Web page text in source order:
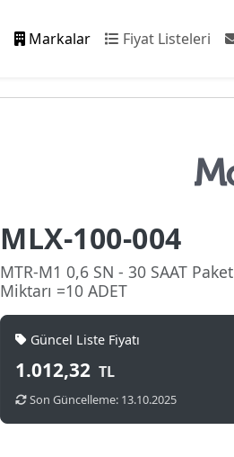
Markalar Fiyat Listeleri
MLX-100-004
MTR-M1 0,6 SN - 30 SAAT Paket
Miktarı =10 ADET
Güncel Liste Fiyatı
1.012,32 TL
Son Güncelleme: 13.10.2025